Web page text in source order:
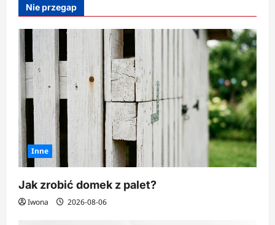
słoika?
Nie przegap
Inne
Jak zrobić domek z palet?
Iwona 2026-08-06